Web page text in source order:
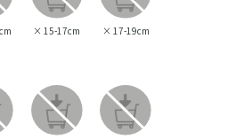
× 15-17cm × 17-19cm